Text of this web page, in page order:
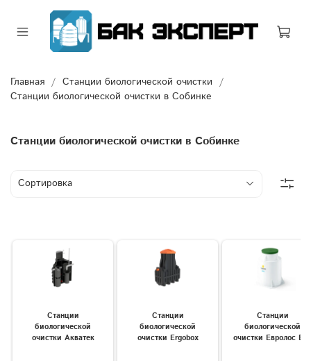
Главная
Станции биологической очистки
Станции биологической очистки в Собинке
Станции биологической очистки в Собинке
Станции
биологической
очистки Акватек
Станции
биологической
очистки Ergobox
Станции
биологической
очистки Евролос